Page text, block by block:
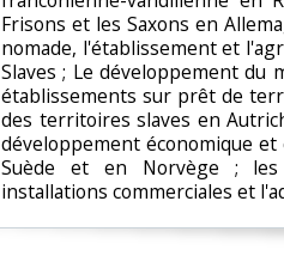
Frisons et les Saxons en
nomade, l'établissement et
Slaves ; Le développement du
établissements sur prêt de
des territoires slaves en
développement économique et
Suède et en Norvège ; les
installations commerciales et